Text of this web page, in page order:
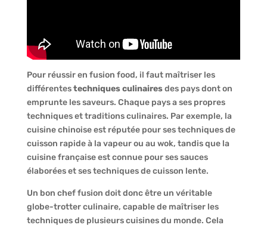
Pour réussir en fusion food, il faut maîtriser les
différentestechniques culinairesdes pays dont on
emprunte les saveurs. Chaque pays a ses propres
techniques et traditions culinaires. Par exemple, la
cuisine chinoise est réputée pour ses techniques de
cuisson rapide à la vapeur ou au wok, tandis que la
cuisine française est connue pour ses sauces
élaborées et ses techniques de cuisson lente.
Un bon chef fusion doit donc être un véritable
globe-trotter culinaire, capable de maîtriser les
techniques de plusieurs cuisines du monde. Cela